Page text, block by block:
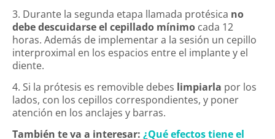
3. Durante la segunda etapa llamada protésica no
debe descuidarse el cepillado mínimo cada 12
horas. Además de implementar a la sesión un cepillo
interproximal en los espacios entre el implante y el
diente.
4. Si la prótesis es removible debes limpiarla por los
lados, con los cepillos correspondientes, y poner
atención en los anclajes y barras.
También te va a interesar: ¿Qué efectos tiene el